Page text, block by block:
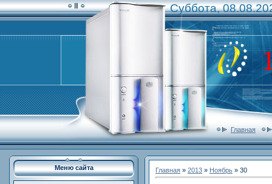
Суббота,
Главная
Меню сайта Главная » 2013 » Ноябрь » 30